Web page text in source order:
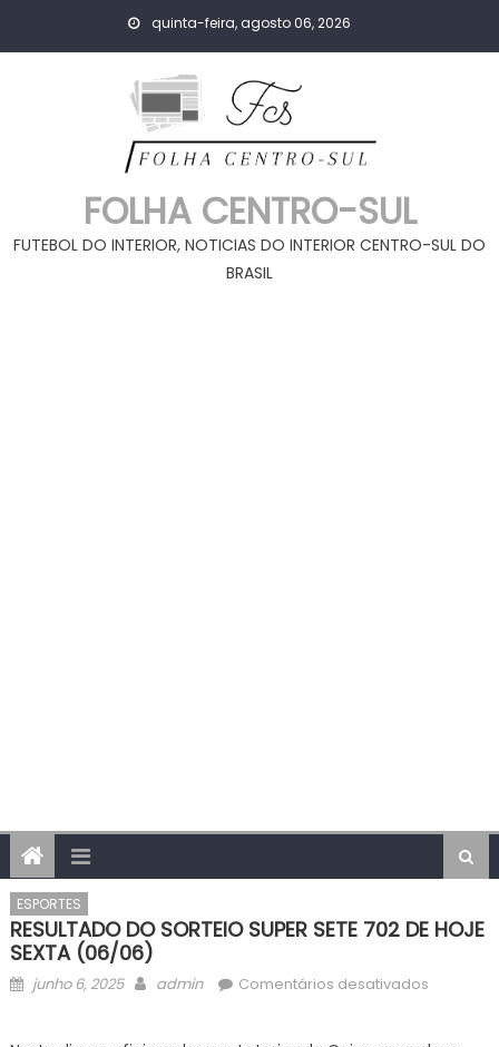
quinta-feira, agosto 06, 2026
FOLHA CENTRO-SUL
FUTEBOL DO INTERIOR, NOTICIAS DO INTERIOR CENTRO-SUL DO
BRASIL
ESPORTES
RESULTADO DO SORTEIO SUPER SETE 702 DE HOJE
SEXTA (06/06)
Posted
junho 6, 2025 Author
admin Comentários desativadosem